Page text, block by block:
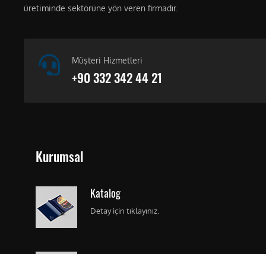
üretiminde sektörüne yön veren firmadır.
Müşteri Hizmetleri
+90 332 342 44 21
Kurumsal
Katalog
Detay için tıklayınız.